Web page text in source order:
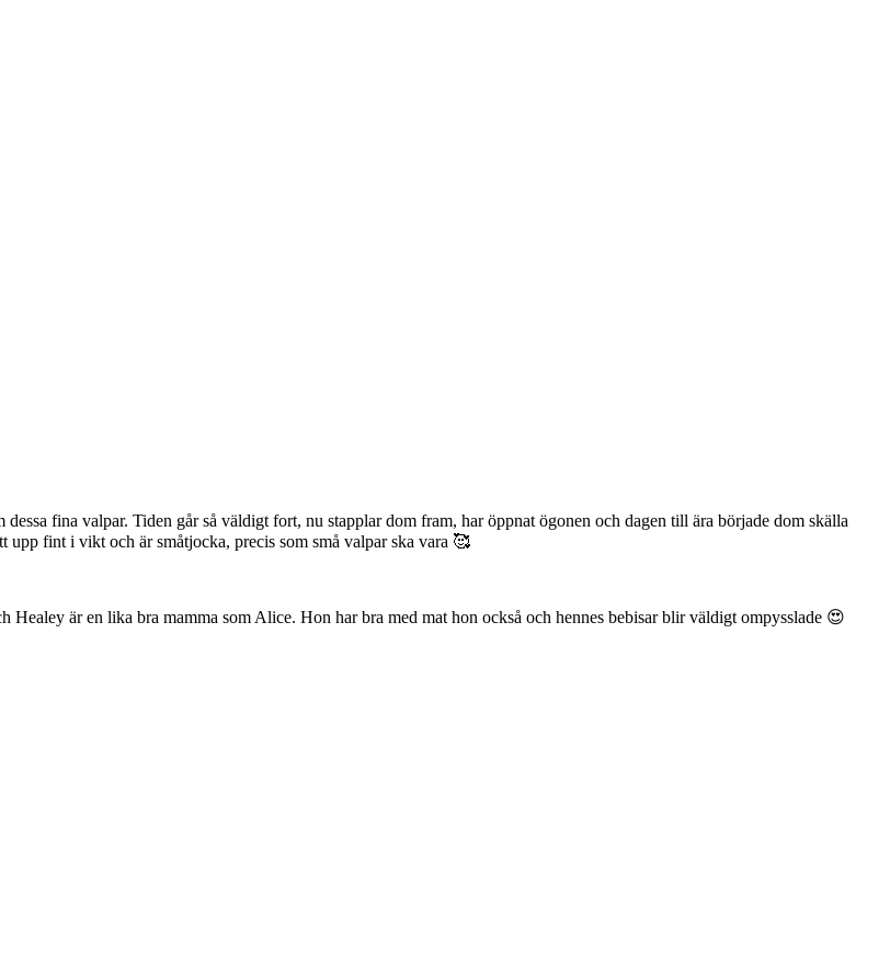
fina valpar. Tiden går så väldigt fort, nu stapplar dom fram, har öppnat ögonen och dagen till ära började dom skälla
fint i vikt och är småtjocka, precis som små valpar ska vara 🥰
Healey är en lika bra mamma som Alice. Hon har bra med mat hon också och hennes bebisar blir väldigt ompysslade 😍